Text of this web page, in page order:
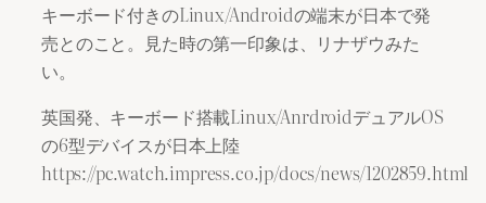
キーボード付きのLinux/Androidの端末が日本で発
売とのこと。見た時の第一印象は、リナザウみた
い。
英国発、キーボード搭載Linux/AnrdroidデュアルOS
の6型デバイスが日本上陸
https://pc.watch.impress.co.jp/docs/news/1202859.html